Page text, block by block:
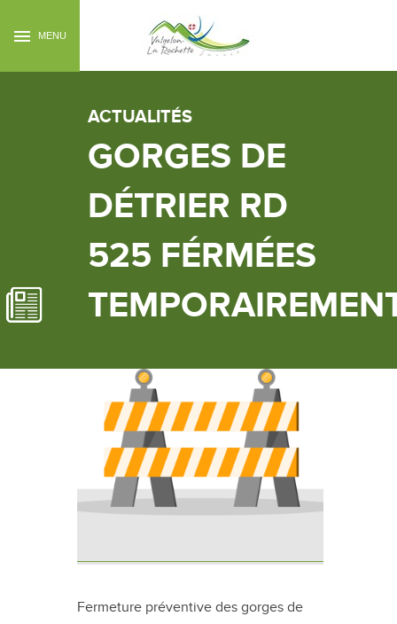
MENU
ACTUALITÉS
GORGES DE
DÉTRIER RD
525 FÉRMÉES
Fermeture préventive des gorges de